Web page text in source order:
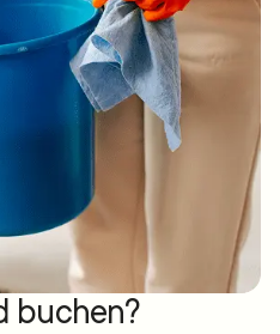
buchen?